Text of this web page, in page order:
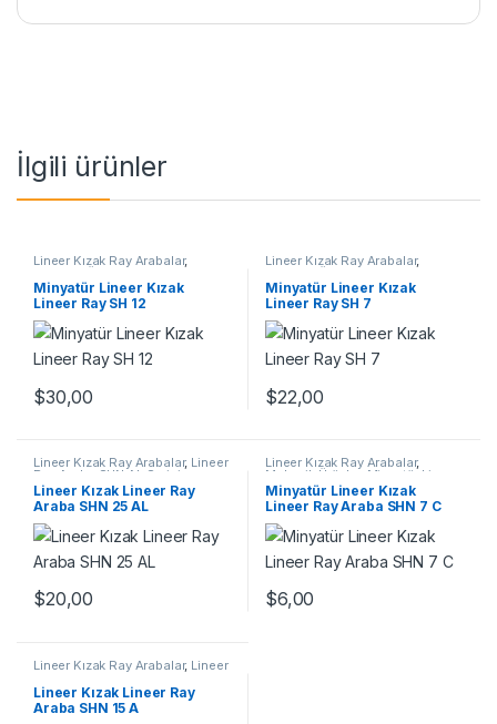
İlgili ürünler
Lineer Kızak Ray Arabalar,
Kızak Lineer Ray SH Serisi
Minyatür Lineer Kızak
Lineer Ray SH 12
$30,00
Lineer Kızak Ray Arabalar,
Kızak Lineer Ray SH Serisi
Minyatür Lineer Kızak
Lineer Ray SH 7
$22,00
Lineer Kızak Ray Arabalar, Lineer
Ray Araba SHN AL Serisi
Mekanik Ürünler
Lineer Kızak Lineer Ray
Araba SHN 25 AL
$20,00
Lineer Kızak Ray Arabalar,
Mekanik Ürünler Minyatür Lineer
Ray Araba SHN C Serisi
Minyatür Lineer Kızak
Lineer Ray Araba SHN 7 C
$6,00
Lineer Kızak Ray Arabalar, Lineer
Ray Araba SHN A Serisi Mekanik
Ürünler, Ray ve Arabalar
Lineer Kızak Lineer Ray
Araba SHN 15 A